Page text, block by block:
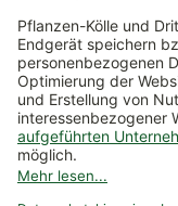
*Alle Preise inkl.
Mindestbestellwert